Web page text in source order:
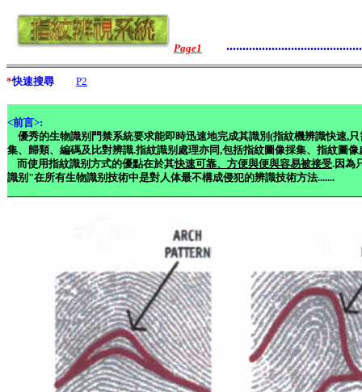
Page1
*快速搜尋 P2
<前言>:
優秀的生物識别門禁系統要求能即時迅速地完成其識別(指紋機辨識快速,
集、歸類、編碼及比對辨識.指紋識别處理亦同,包括指紋圖像採集、指紋圖
而使用指紋識别方式的優點在於其快速可靠、方便與便與容易被接受.因為
識别 "在所有生物識别技術中是對人体最不構成侵犯的辨識技術方法.......